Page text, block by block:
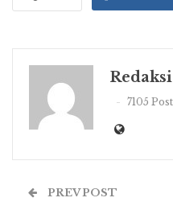
7105
PREV POST